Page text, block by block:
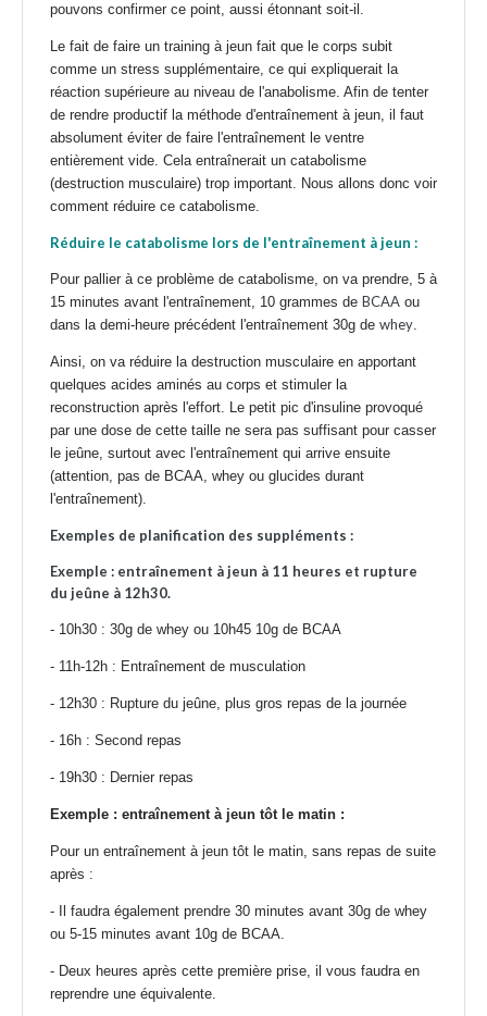
pouvons confirmer ce point, aussi étonnant soit-il.
Le fait de faire un training à jeun fait que le corps subit
comme un stress supplémentaire, ce qui expliquerait la
réaction supérieure au niveau de l'anabolisme. Afin de tenter
de rendre productif la méthode d'entraînement à jeun, il faut
absolument éviter de faire l'entraînement le ventre
entièrement vide. Cela entraînerait un catabolisme
(destruction musculaire) trop important. Nous allons donc voir
comment réduire ce catabolisme.
Réduire le catabolisme lors de l'entraînement à jeun :
Pour pallier à ce problème de catabolisme, on va prendre, 5 à
15 minutes avant l'entraînement, 10 grammes de BCAA ou
dans la demi-heure précédent l'entraînement 30g de whey.
Ainsi, on va réduire la destruction musculaire en apportant
quelques acides aminés au corps et stimuler la
reconstruction après l'effort. Le petit pic d'insuline provoqué
par une dose de cette taille ne sera pas suffisant pour casser
le jeûne, surtout avec l'entraînement qui arrive ensuite
(attention, pas de BCAA, whey ou glucides durant
l'entraînement).
Exemples de planification des suppléments :
Exemple : entraînement à jeun à 11 heures et rupture
du jeûne à 12h30.
- 10h30 : 30g de whey ou 10h45 10g de BCAA
- 11h-12h : Entraînement de musculation
- 12h30 : Rupture du jeûne, plus gros repas de la journée
- 16h : Second repas
- 19h30 : Dernier repas
Exemple : entraînement à jeun tôt le matin :
Pour un entraînement à jeun tôt le matin, sans repas de suite
après :
- Il faudra également prendre 30 minutes avant 30g de whey
ou 5-15 minutes avant 10g de BCAA.
- Deux heures après cette première prise, il vous faudra en
reprendre une équivalente.